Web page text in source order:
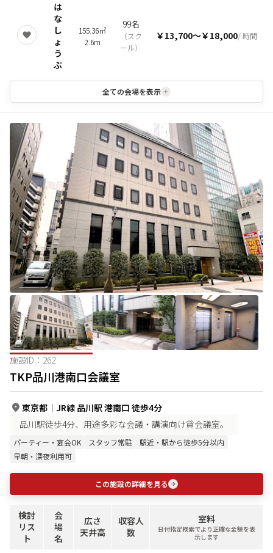
は
な
し
ょ
う
ぶ
155.36㎡
2.6m
99名
（スク
ール）
￥13,700〜￥18,000/ 時間
全ての会場を表示
施設ID： 262
TKP品川港南口会議室
東京都 ｜ JR線 品川駅 港南口 徒歩4分
品川駅徒歩4分、用途多彩な会議・講演向け貸会議室。
パーティー・宴会OK スタッフ常駐
駅近・駅から徒歩5分以内
早朝・深夜利用可
この施設の詳細を見る
検討
リス
ト
会
場
名
広さ
天井高
収容人
数
室料
日付指定検索でより正確な金額を表
示します